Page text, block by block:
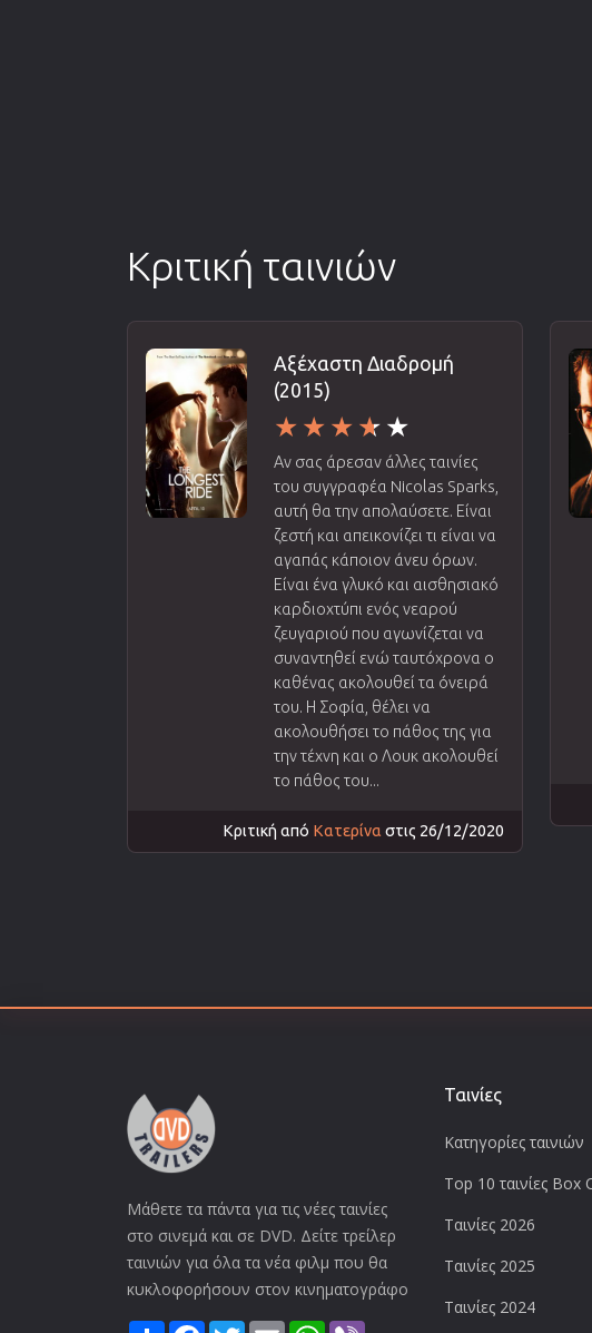
Κριτική ταινιών
Αξέχαστη Διαδρομή
(2015)
Αν σας άρεσαν άλλες ταινίες
του συγγραφέα Nicolas Sparks,
αυτή θα την απολαύσετε. Είναι
ζεστή και απεικονίζει τι είναι να
αγαπάς κάποιον άνευ όρων.
Είναι ένα γλυκό και αισθησιακό
καρδιοχτύπι ενός νεαρού
ζευγαριού που αγωνίζεται να
συναντηθεί ενώ ταυτόχρονα ο
καθένας ακολουθεί τα όνειρά
του. Η Σοφία, θέλει να
ακολουθήσει το πάθος της για
την τέχνη και ο Λουκ ακολουθεί
το πάθος του...
Κριτική από Κατερίνα στις 26/12/2020
Μάθετε τα πάντα για τις νέες ταινίες
στο σινεμά και σε DVD. Δείτε τρείλερ
ταινιών για όλα τα νέα φιλμ που θα
κυκλοφορήσουν στον κινηματογράφο
Ταινίες
Κατηγορίες ταινιών
Top 10 ταινίες Box
Ταινίες 2026
Ταινίες 2025
Ταινίες 2024